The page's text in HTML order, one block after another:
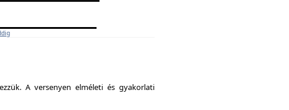
A versenyen elméleti és gyakorlati